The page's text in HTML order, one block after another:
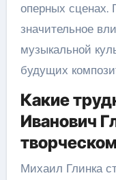
оперных сценах.
значительное
музыкальной
будущих
Какие
Иванович
Михаил Глинка